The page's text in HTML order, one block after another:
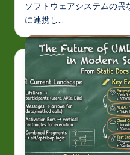
ti
o
n
ソフトウェアシステムの異
に連携し…